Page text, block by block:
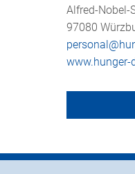
Alfred-Nobel-
97080
personal@
www.hunger-